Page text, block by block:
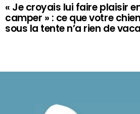
« Je croyais lui faire plaisir
camper » : ce que votre
sous la tente n’a rien de